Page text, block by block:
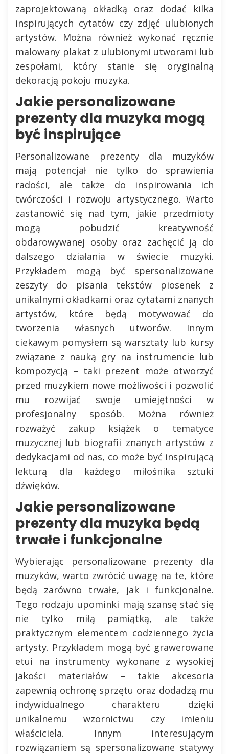
zaprojektowaną okładką oraz dodać kilka
inspirujących cytatów czy zdjęć ulubionych
artystów. Można również wykonać ręcznie
malowany plakat z ulubionymi utworami lub
zespołami, który stanie się oryginalną
dekoracją pokoju muzyka.
Jakie personalizowane
prezenty dla muzyka mogą
być inspirujące
Personalizowane prezenty dla muzyków
mają potencjał nie tylko do sprawienia
radości, ale także do inspirowania ich
twórczości i rozwoju artystycznego. Warto
zastanowić się nad tym, jakie przedmioty
mogą pobudzić kreatywność
obdarowywanej osoby oraz zachęcić ją do
dalszego działania w świecie muzyki.
Przykładem mogą być spersonalizowane
zeszyty do pisania tekstów piosenek z
unikalnymi okładkami oraz cytatami znanych
artystów, które będą motywować do
tworzenia własnych utworów. Innym
ciekawym pomysłem są warsztaty lub kursy
związane z nauką gry na instrumencie lub
kompozycją – taki prezent może otworzyć
przed muzykiem nowe możliwości i pozwolić
mu rozwijać swoje umiejętności w
profesjonalny sposób. Można również
rozważyć zakup książek o tematyce
muzycznej lub biografii znanych artystów z
dedykacjami od nas, co może być inspirującą
lekturą dla każdego miłośnika sztuki
dźwięków.
Jakie personalizowane
prezenty dla muzyka będą
trwałe i funkcjonalne
Wybierając personalizowane prezenty dla
muzyków, warto zwrócić uwagę na te, które
będą zarówno trwałe, jak i funkcjonalne.
Tego rodzaju upominki mają szansę stać się
nie tylko miłą pamiątką, ale także
praktycznym elementem codziennego życia
artysty. Przykładem mogą być grawerowane
etui na instrumenty wykonane z wysokiej
jakości materiałów – takie akcesoria
zapewnią ochronę sprzętu oraz dodadzą mu
indywidualnego charakteru dzięki
unikalnemu wzornictwu czy imieniu
właściciela. Innym interesującym
rozwiązaniem są spersonalizowane statywy